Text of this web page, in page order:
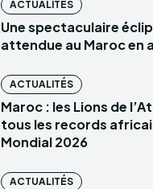
ACTUALITÉS
Une spectaculaire
attendue au Maroc en
ACTUALITÉS
Maroc : les Lions de
tous les records
Mondial 2026
ACTUALITÉS